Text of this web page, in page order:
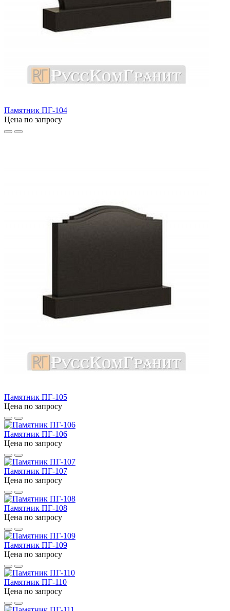
Памятник ПГ-104
Цена по запросу
Памятник ПГ-105
Цена по запросу
Памятник ПГ-106
Цена по запросу
Памятник ПГ-107
Цена по запросу
Памятник ПГ-108
Цена по запросу
Памятник ПГ-109
Цена по запросу
Памятник ПГ-110
Цена по запросу